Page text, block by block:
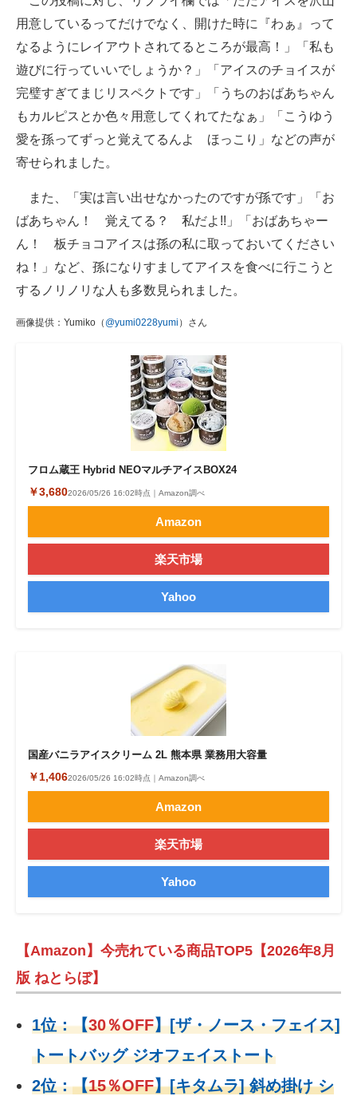
用意しているってだけでなく、開けた時に『わぁ』って
なるようにレイアウトされてるところが最高！」「私も
遊びに行っていいでしょうか？」「アイスのチョイスが
完璧すぎてまじリスペクトです」「うちのおばあちゃん
もカルピスとか色々用意してくれてたなぁ」「こうゆう
愛を孫ってずっと覚えてるんよ ほっこり」などの声が
寄せられました。
また、「実は言い出せなかったのですが孫です」「お
ばあちゃん！ 覚えてる？ 私だよ!!」「おばあちゃー
ん！ 板チョコアイスは孫の私に取っておいてください
ね！」など、孫になりすましてアイスを食べに行こうと
するノリノリな人も多数見られました。
画像提供：Yumiko（ @yumi0228yumi ）さん
フロム蔵王 Hybrid NEOマルチアイスBOX24
￥3,6802026/05/26 16:02時点｜Amazon調べ
Amazon
楽天市場
Yahoo
国産バニラアイスクリーム 2L 熊本県 業務用大容量
￥1,4062026/05/26 16:02時点｜Amazon調べ
Amazon
楽天市場
Yahoo
【Amazon】今売れている商品TOP5【2026年8月
版 ねとらぼ】
1位：【30％OFF】[ザ・ノース・フェイス]
トートバッグ ジオフェイストート
2位：【15％OFF】[キタムラ] 斜め掛け シ